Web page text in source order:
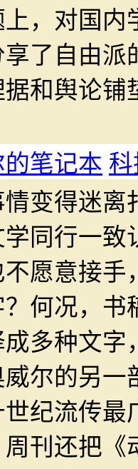
，对国
了自由
和舆论
笔记本
变得迷
同行一
愿意接
何况，
多种文
尔的另
纪流传最
刊还把